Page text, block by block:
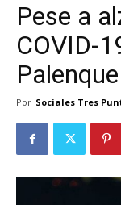
Pese a
COVID-
Por Sociales Tres